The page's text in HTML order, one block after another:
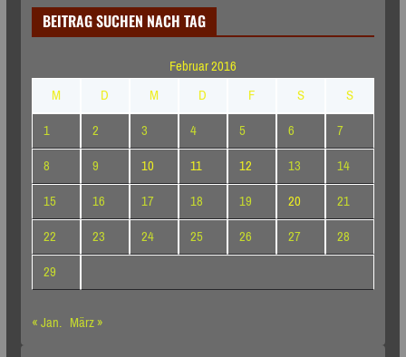
BEITRAG SUCHEN NACH TAG
Februar 2016
M
D M D F S
S
1
2 3 4 5 6
7
8
9 10 11 12 13
14
15
16 17 18 19 20
21
22
23 24 25 26 27
28
29
« Jan. März »